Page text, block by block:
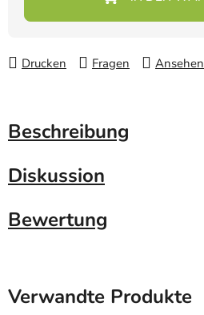
Drucken Fragen Ansehen
Beschreibung
Diskussion
Bewertung
Verwandte Produkte